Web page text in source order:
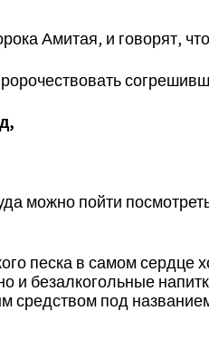
Амитая, и говорят,
,
можно пойти
песка в самом сердце
и безалкогольные
под